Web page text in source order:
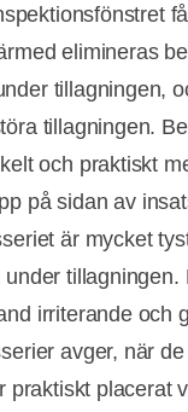
elimineras
tillagningen,
tillagningen.
och praktiskt
på sidan av
är mycket
tillagningen.
irriterande och
avger, när
praktiskt placerat